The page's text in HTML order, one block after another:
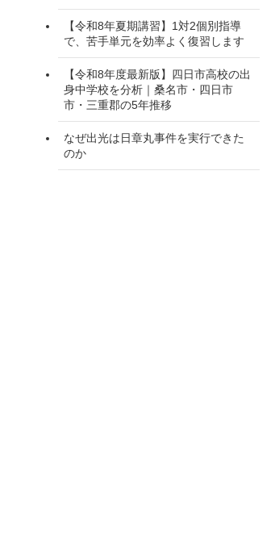
【令和8年夏期講習】1対2個別指導
で、苦手単元を効率よく復習します
【令和8年度最新版】四日市高校の出
身中学校を分析｜桑名市・四日市
市・三重郡の5年推移
なぜ出光は日章丸事件を実行できた
のか